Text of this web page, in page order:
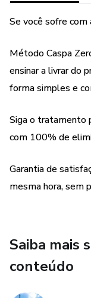
Se você sofre com
Método Caspa
ensinar a livrar do
forma simples e
Siga o tratamento
com 100% de
Garantia de
mesma hora, sem
Saiba mais
conteúdo